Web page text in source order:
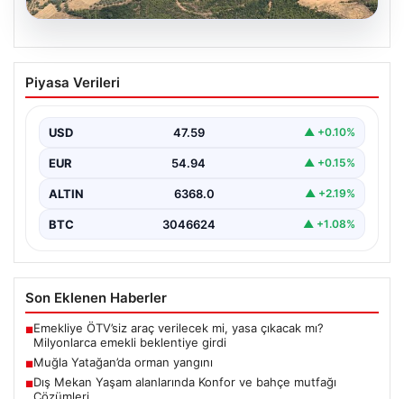
Muğla Yatağan’da orman yangını
Piyasa Verileri
USD 47.59 ▲ +0.10%
EUR 54.94 ▲ +0.15%
ALTIN 6368.0 ▲ +2.19%
BTC 3046624 ▲ +1.08%
Son Eklenen Haberler
■Emekliye ÖTV’siz araç verilecek mi, yasa çıkacak mı?
Milyonlarca emekli beklentiye girdi
■Muğla Yatağan’da orman yangını
■Dış Mekan Yaşam alanlarında Konfor ve bahçe mutfağı
Çözümleri